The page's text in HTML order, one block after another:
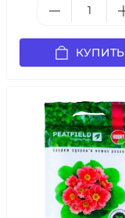
КУПИТЬ